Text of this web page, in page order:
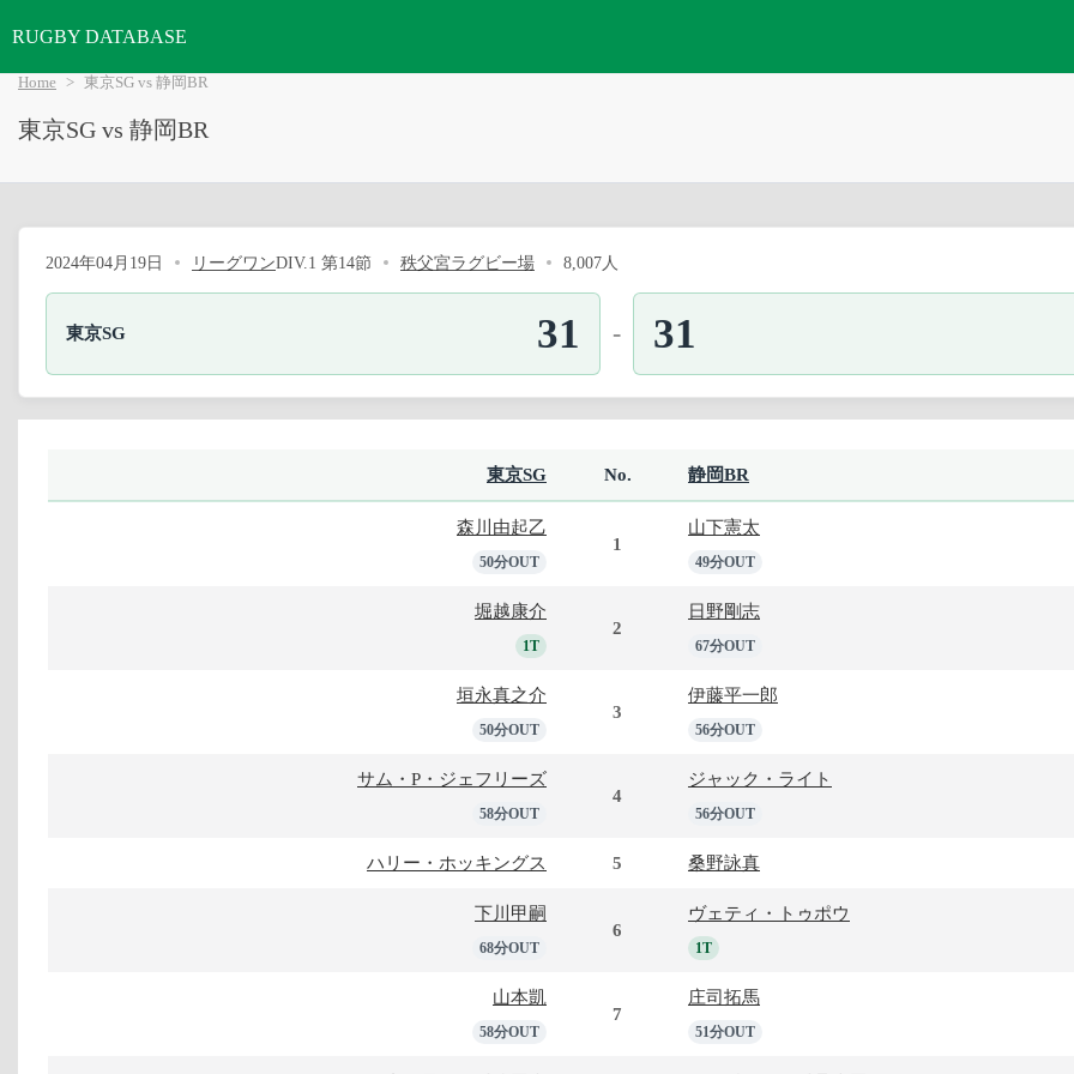
RUGBY DATABASE
Home 東京SG vs 静岡BR
東京SG vs 静岡BR
2024年04月19日 リーグワンDIV.1 第14節 秩父宮ラグビー場 8,007人
東京SG 31 - 31
東京SG No. 静岡BR
森川由起乙
50分OUT
1
山下憲太
49分OUT
堀越康介
1T
2
日野剛志
67分OUT
垣永真之介
50分OUT
3
伊藤平一郎
56分OUT
サム・P・ジェフリーズ
58分OUT
4
ジャック・ライト
56分OUT
ハリー・ホッキングス 5 桑野詠真
下川甲嗣
68分OUT
6
ヴェティ・トゥポウ
1T
山本凱
58分OUT
7
庄司拓馬
51分OUT